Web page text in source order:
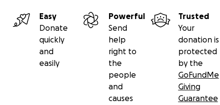
Easy
Donate
quickly
and
easily
Powerful
Send
help
right to
the
people
and
causes
Trusted
Your
donation is
protected
by the
GoFundMe
Giving
Guarantee